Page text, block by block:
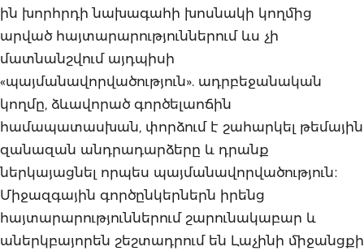
ին խորհրդի նախագահի խոսնակի կողմից
արված հայտարարություններում ևս չի
մատնանշվում այդպիսի
«պայմանավորվածություն». ադրբեջանական
կողմը, ձևավորած գործելաոճին
համապատասխան, փորձում է շահարկել թեմային
զանազան անդրադարձերը և դրանք
ներկայացնել որպես պայմանավորվածություն։
Միջազգային գործընկերներն իրենց
հայտարարություններում շարունակաբար և
աներկբայորեն շեշտադրում են Լաչինի միջանցքի